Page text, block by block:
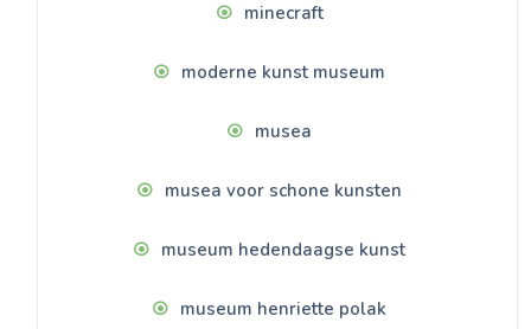
minecraft
moderne kunst museum
musea
musea voor schone kunsten
museum hedendaagse kunst
museum henriette polak